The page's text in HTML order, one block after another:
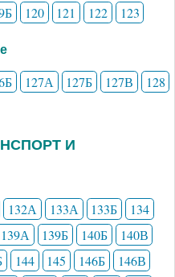
120 121 122 123
127А 127Б 127В
128
И
132А 133А 133Б
134
139А 139Б 140Б
140В
144 145 146Б
146В